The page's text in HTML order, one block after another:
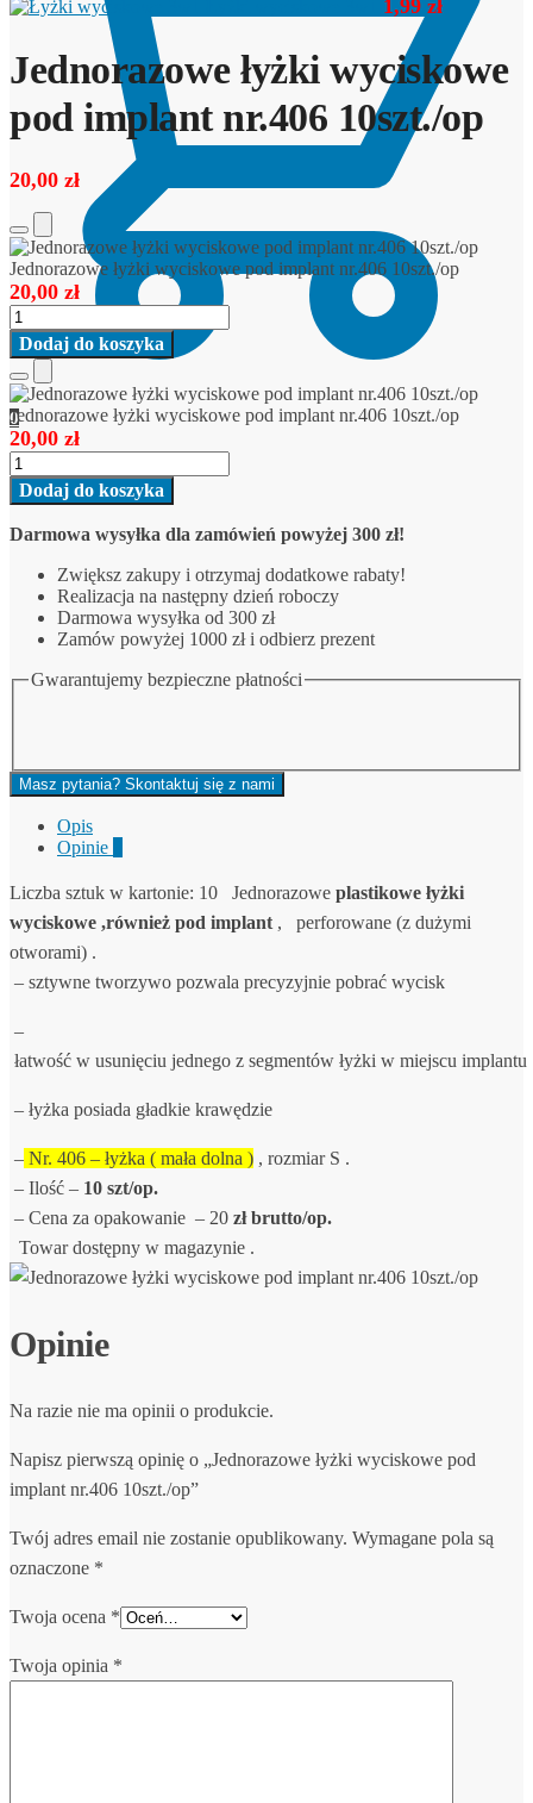
0
1,99 zł
Jednorazowe łyżki wyciskowe
pod implant nr.406 10szt./op
20,00 zł
Add
to
Cart
Jednorazowe łyżki wyciskowe pod implant nr.406 10szt./op
20,00 zł
ilość
Jednorazowe
łyżki
wyciskowe
pod
implant
nr.406
10szt./op
Dodaj do koszyka
Add
to
Cart
Jednorazowe łyżki wyciskowe pod implant nr.406 10szt./op
20,00 zł
ilość
Jednorazowe
łyżki
wyciskowe
pod
implant
nr.406
10szt./op
Dodaj do koszyka
Darmowa wysyłka dla zamówień powyżej 300 zł!
Zwiększ zakupy i otrzymaj dodatkowe rabaty!
Realizacja na następny dzień roboczy
Darmowa wysyłka od 300 zł
Zamów powyżej 1000 zł i odbierz prezent
Gwarantujemy bezpieczne płatności
Masz pytania? Skontaktuj się z nami
Opis
Opinie
Liczba sztuk w kartonie: 10 Jednorazowe plastikowe łyżki
wyciskowe ,również pod implant , perforowane (z dużymi
otworami) .
– sztywne tworzywo pozwala precyzyjnie pobrać wycisk
–
łatwość w usunięciu jednego z segmentów łyżki w miejscu implantu
– łyżka posiada gładkie krawędzie
– Nr. 406 – łyżka ( mała dolna ) , rozmiar S .
– Ilość – 10 szt/op.
– Cena za opakowanie – 20 zł brutto/op.
Towar dostępny w magazynie .
Opinie
Na razie nie ma opinii o produkcie.
Napisz pierwszą opinię o „Jednorazowe łyżki wyciskowe pod
implant nr.406 10szt./op”
Twój adres email nie zostanie opublikowany. Wymagane pola są
oznaczone *
Twoja ocena *
Twoja opinia *